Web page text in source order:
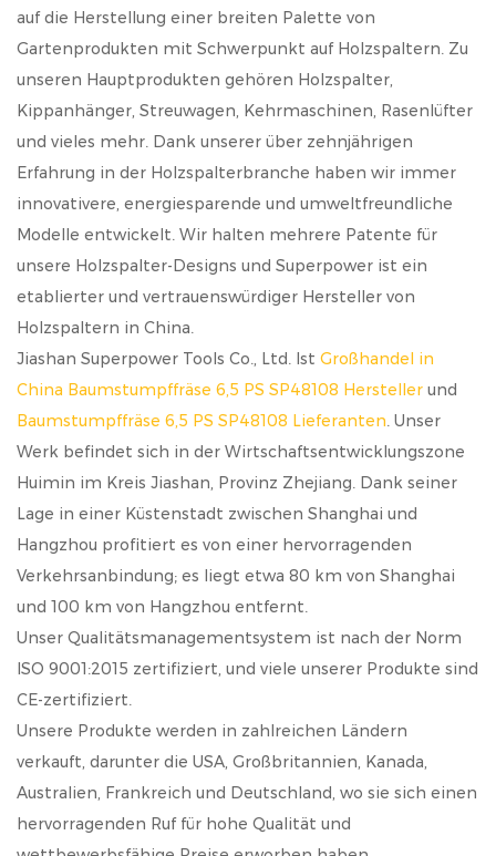
auf die Herstellung einer breiten Palette von
Gartenprodukten mit Schwerpunkt auf Holzspaltern. Zu
unseren Hauptprodukten gehören Holzspalter,
Kippanhänger, Streuwagen, Kehrmaschinen, Rasenlüfter
und vieles mehr. Dank unserer über zehnjährigen
Erfahrung in der Holzspalterbranche haben wir immer
innovativere, energiesparende und umweltfreundliche
Modelle entwickelt. Wir halten mehrere Patente für
unsere Holzspalter-Designs und Superpower ist ein
etablierter und vertrauenswürdiger Hersteller von
Holzspaltern in China.
Jiashan Superpower Tools Co., Ltd. Ist Großhandel in
China Baumstumpffräse 6,5 PS SP48108 Hersteller und
Baumstumpffräse 6,5 PS SP48108 Lieferanten. Unser
Werk befindet sich in der Wirtschaftsentwicklungszone
Huimin im Kreis Jiashan, Provinz Zhejiang. Dank seiner
Lage in einer Küstenstadt zwischen Shanghai und
Hangzhou profitiert es von einer hervorragenden
Verkehrsanbindung; es liegt etwa 80 km von Shanghai
und 100 km von Hangzhou entfernt.
Unser Qualitätsmanagementsystem ist nach der Norm
ISO 9001:2015 zertifiziert, und viele unserer Produkte sind
CE-zertifiziert.
Unsere Produkte werden in zahlreichen Ländern
verkauft, darunter die USA, Großbritannien, Kanada,
Australien, Frankreich und Deutschland, wo sie sich einen
hervorragenden Ruf für hohe Qualität und